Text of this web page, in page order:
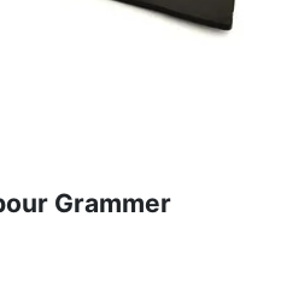
Grammer